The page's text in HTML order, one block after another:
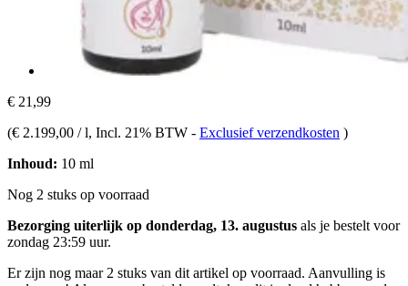
€ 21,99
(€ 2.199,00 / l, Incl. 21% BTW - Exclusief verzendkosten )
Inhoud: 10 ml
Nog 2 stuks op voorraad
Bezorging uiterlijk op donderdag, 13. augustus als je bestelt voor
zondag 23:59 uur.
Er zijn nog maar 2 stuks van dit artikel op voorraad. Aanvulling is